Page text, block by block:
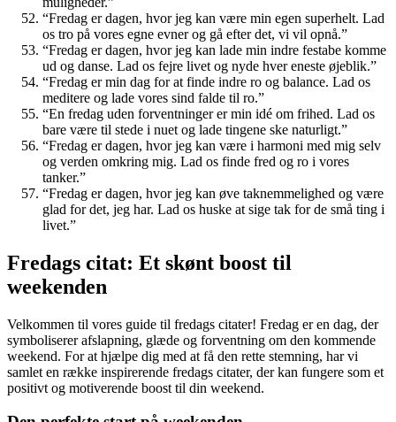
“Fredag er dagen, hvor jeg kan være min egen superhelt. Lad
os tro på vores egne evner og gå efter det, vi vil opnå.”
“Fredag er dagen, hvor jeg kan lade min indre festabe komme
ud og danse. Lad os fejre livet og nyde hver eneste øjeblik.”
“Fredag er min dag for at finde indre ro og balance. Lad os
meditere og lade vores sind falde til ro.”
“En fredag uden forventninger er min idé om frihed. Lad os
bare være til stede i nuet og lade tingene ske naturligt.”
“Fredag er dagen, hvor jeg kan være i harmoni med mig selv
og verden omkring mig. Lad os finde fred og ro i vores
tanker.”
“Fredag er dagen, hvor jeg kan øve taknemmelighed og være
glad for det, jeg har. Lad os huske at sige tak for de små ting i
livet.”
Fredags citat: Et skønt boost til
weekenden
Velkommen til vores guide til fredags citater! Fredag er en dag, der
symboliserer afslapning, glæde og forventning om den kommende
weekend. For at hjælpe dig med at få den rette stemning, har vi
samlet en række inspirerende fredags citater, der kan fungere som et
positivt og motiverende boost til din weekend.